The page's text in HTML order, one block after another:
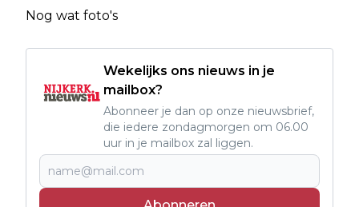
Nog wat foto's
Wekelijks ons nieuws in je
mailbox?
Abonneer je dan op onze nieuwsbrief,
die iedere zondagmorgen om 06.00
uur in je mailbox zal liggen.